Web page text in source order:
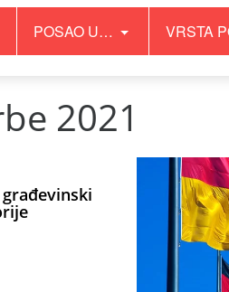
POSAO U… VRSTA
2021
građevinski